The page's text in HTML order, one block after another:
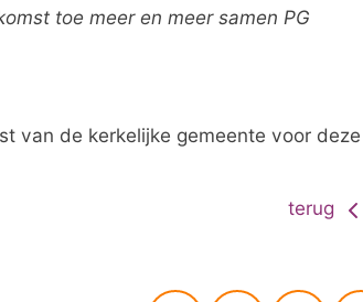
toe meer en meer samen PG
van de kerkelijke gemeente voor deze
terug